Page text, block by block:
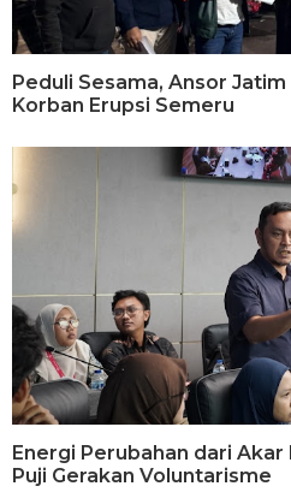
Peduli Sesama, Ansor
Korban Erupsi Semeru
Energi Perubahan dari Akar
Puji Gerakan Voluntarisme